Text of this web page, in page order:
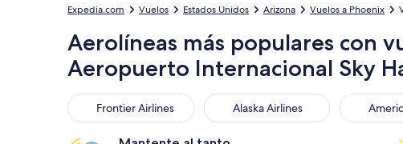
Expedia.com Vuelos Estados Unidos Arizona Vuelos a Phoenix
Aerolíneas más populares con
Aeropuerto Internacional Sky
Frontier Airlines
Frontier Airlines Alaska Airlines
Alaska Airlines American